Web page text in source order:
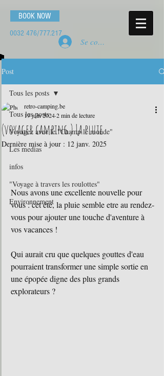
BOOK NOW
0032 476/777.217
Se connecter
Post
Tous les posts
Voyagez avec le "Champ le monde"
Les medias
infos
"Voyage à travers les roulottes"
Environnement
Tous les posts
(voyager camping ) La pluie
retro-camping.be
19 juin 20242 min de lecture
Dernière mise à jour : 12 janv. 2025
Nous avons une excellente nouvelle pour
vous : cet été, la pluie semble etre au rendez-
vous pour ajouter une touche d'aventure à
vos vacances !
Qui aurait cru que quelques gouttes d'eau
pourraient transformer une simple sortie en
une épopée digne des plus grands
explorateurs ?